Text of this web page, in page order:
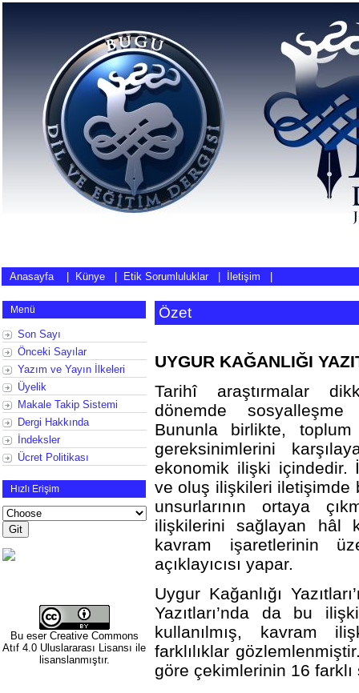
Anasayfa| Künye Etik Sorumluluklar İletişim
Menü
Son Sayı
Önceki Sayılar
Yazım ve Yayın İlkeleri
Üyelik
Makale Takip Sistemi
Dergi Hakkında
İndeksler
Ücret Politikası
Hızlı Erişim
Bu eser Creative Commons
Atıf 4.0 Uluslararası Lisansı ile
lisanslanmıştır.
Özet
UYGUR KAĞANLIĞI
Tarihî araştırmalar
dönemde
Bununla birlikte,
gereksinimlerini
ekonomik ilişki içindedir.
ve oluş ilişkileri iletişimde
unsurlarının ortaya
ilişkilerini sağlayan hâl
kavram işaretlerinin
açıklayıcısı yapar.
Uygur Kağanlığı
Yazıtları’nda da bu
kullanılmış, kavram
farklılıklar
göre çekimlerinin 16 farklı